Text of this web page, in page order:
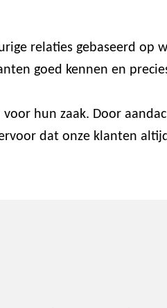
relaties gebaseerd op
goed kennen en
hun zaak. Door
dat onze klanten